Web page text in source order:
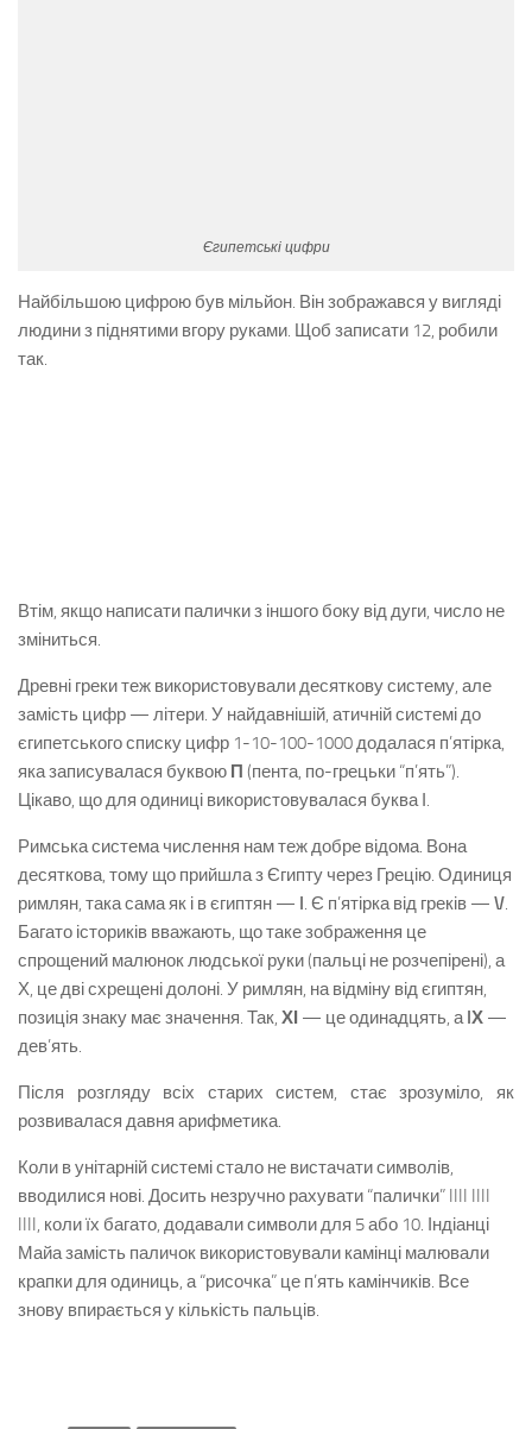
Єгипетські цифри
Найбільшою цифрою був мільйон. Він зображався у вигляді
людини з піднятими вгору руками. Щоб записати 12, робили
так.
Втім, якщо написати палички з іншого боку від дуги, число не
зміниться.
Древні греки теж використовували десяткову систему, але
замість цифр — літери. У найдавнішій, атичній системі до
єгипетського списку цифр 1-10-100-1000 додалася п’ятірка,
яка записувалася буквою Π (пента, по-грецьки “п’ять”).
Цікаво, що для одиниці використовувалася буква Ι.
Римська система числення нам теж добре відома. Вона
десяткова, тому що прийшла з Єгипту через Грецію. Одиниця
римлян, така сама як і в єгиптян — I. Є п’ятірка від греків — V.
Багато істориків вважають, що таке зображення це
спрощений малюнок людської руки (пальці не розчепірені), а
Х, це дві схрещені долоні. У римлян, на відміну від єгиптян,
позиція знаку має значення. Так, ХІ — це одинадцять, аIХ —
дев’ять.
Після розгляду всіх старих систем, стає зрозуміло, як
розвивалася давня арифметика.
Коли в унітарній системі стало не вистачати символів,
вводилися нові. Досить незручно рахувати “палички” IIII IIII
IIII, коли їх багато, додавали символи для 5 або 10. Індіанці
Майа замість паличок використовували камінці малювали
крапки для одиниць, а “рисочка” це п’ять камінчиків. Все
знову впирається у кількість пальців.